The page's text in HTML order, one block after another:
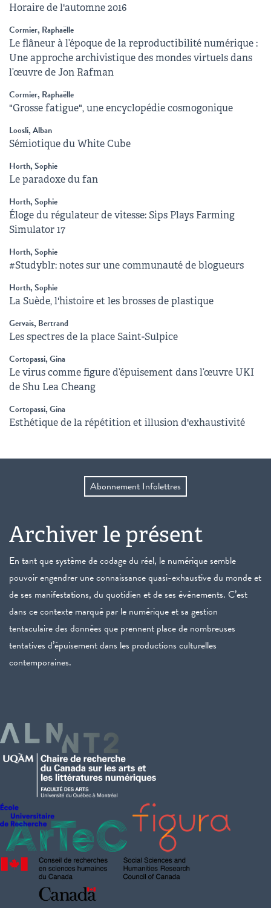
Horaire de l'automne 2016
Cormier, Raphaëlle
Le flâneur à l’époque de la reproductibilité numérique :
Une approche archivistique des mondes virtuels dans
l’œuvre de Jon Rafman
Cormier, Raphaëlle
"Grosse fatigue", une encyclopédie cosmogonique
Loosli, Alban
Sémiotique du White Cube
Horth, Sophie
Le paradoxe du fan
Horth, Sophie
Éloge du régulateur de vitesse: Sips Plays Farming
Simulator 17
Horth, Sophie
#Studyblr: notes sur une communauté de blogueurs
Horth, Sophie
La Suède, l'histoire et les brosses de plastique
Gervais, Bertrand
Les spectres de la place Saint-Sulpice
Cortopassi, Gina
Le virus comme figure d’épuisement dans l’œuvre UKI
de Shu Lea Cheang
Cortopassi, Gina
Esthétique de la répétition et illusion d'exhaustivité
Abonnement Infolettres
Archiver le présent
En tant que système de codage du réel, le numérique semble
pouvoir engendrer une connaissance quasi-exhaustive du monde et
de ses manifestations, du quotidien et de ses événements. C’est
dans ce contexte marqué par le numérique et sa gestion
tentaculaire des données que prennent place de nombreuses
tentatives d’épuisement dans les productions culturelles
contemporaines.